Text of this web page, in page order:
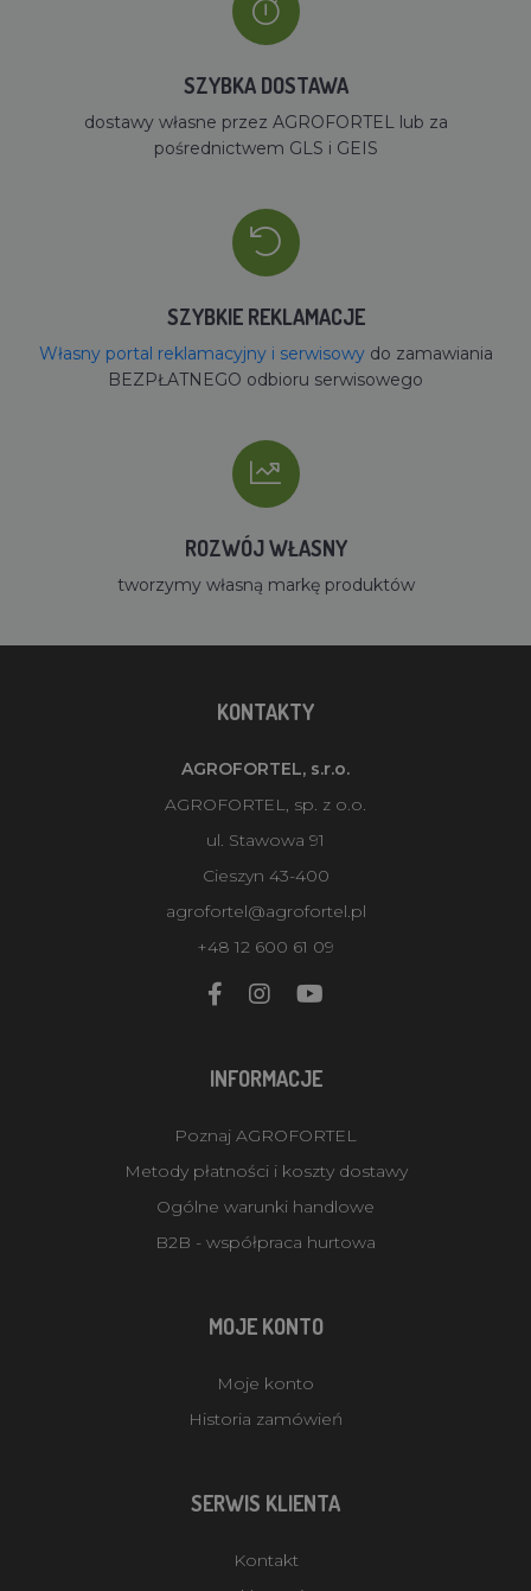
SZYBKA DOSTAWA
dostawy własne przez AGROFORTEL lub za
pośrednictwem GLS i GEIS
SZYBKIE REKLAMACJE
Własny portal reklamacyjny i serwisowydo zamawiania
BEZPŁATNEGO odbioru serwisowego
ROZWÓJ WŁASNY
tworzymy własną markę produktów
KONTAKTY
AGROFORTEL, s.r.o.
AGROFORTEL, sp. z o.o.
ul. Stawowa 91
Cieszyn 43-400
agrofortel@agrofortel.pl
+48 12 600 61 09
INFORMACJE
Poznaj AGROFORTEL
Metody płatności i koszty dostawy
Ogólne warunki handlowe
B2B - współpraca hurtowa
MOJE KONTO
Moje konto
Historia zamówień
SERWIS KLIENTA
Kontakt